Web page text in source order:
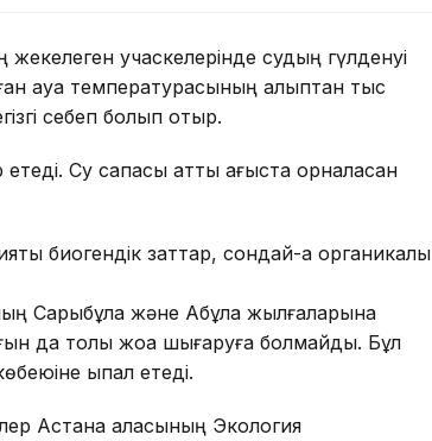
учаскелерінде судың гүлденуі
ауа температурасының қалыптан тыс
себеп болып отыр.
Су сапасы қатты ағыста орналасқан
биогендік заттар, сондай-ақ органикалық
Сарыбұлақ және Ақбұлақ жылғаларына
да толық жоққа шығаруға болмайды. Бұл
ықпал етеді.
Астана қаласының Экология